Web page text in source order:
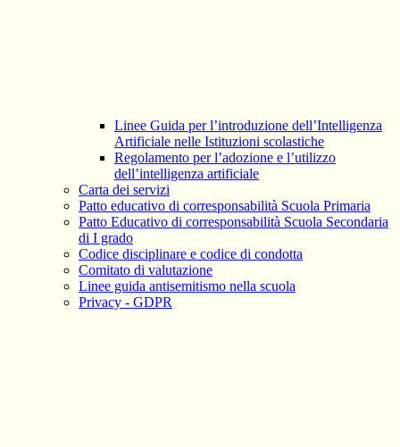
Linee Guida per l’introduzione dell’Intelligenza
Artificiale nelle Istituzioni scolastiche
Regolamento per l’adozione e l’utilizzo
dell’intelligenza artificiale
Carta dei servizi
Patto educativo di corresponsabilità Scuola Primaria
Patto Educativo di corresponsabilità Scuola Secondaria
di I grado
Codice disciplinare e codice di condotta
Comitato di valutazione
Linee guida antisemitismo nella scuola
Privacy - GDPR